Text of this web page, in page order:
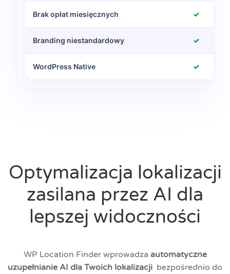
Brak opłat miesięcznych ✓
Branding niestandardowy ✓
WordPress Native ✓
Optymalizacja lokalizacji
zasilana przez AI dla
lepszej widoczności
WP Location Finder wprowadza automatyczne
uzupełnianie AI dla Twoich lokalizacji bezpośrednio do